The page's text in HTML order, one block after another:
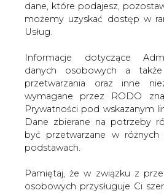
dane, które podajesz,
możemy uzyskać dostęp w
Usług.
Informacje dotyczące
danych osobowych a
przetwarzania oraz inne
wymagane przez RODO
Prywatności pod wskazanym
Dane zbierane na potrzeby
być przetwarzane w różnych
podstawach.
Pamiętaj, że w związku z
osobowych przysługuje Ci
2007-02-28 00:00
Rok 2006 - jaki był?